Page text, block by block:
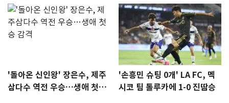
'돌아온 신인왕' 장은수, 제주
삼다수 역전 우승…생애 첫승
'손흥민 슈팅 0개' LA FC, 멕
시코 팀 톨루카에 1-0 진땀승